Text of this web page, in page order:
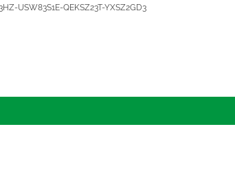
USW83S1E-QEKSZ23T-YXSZ2GD3